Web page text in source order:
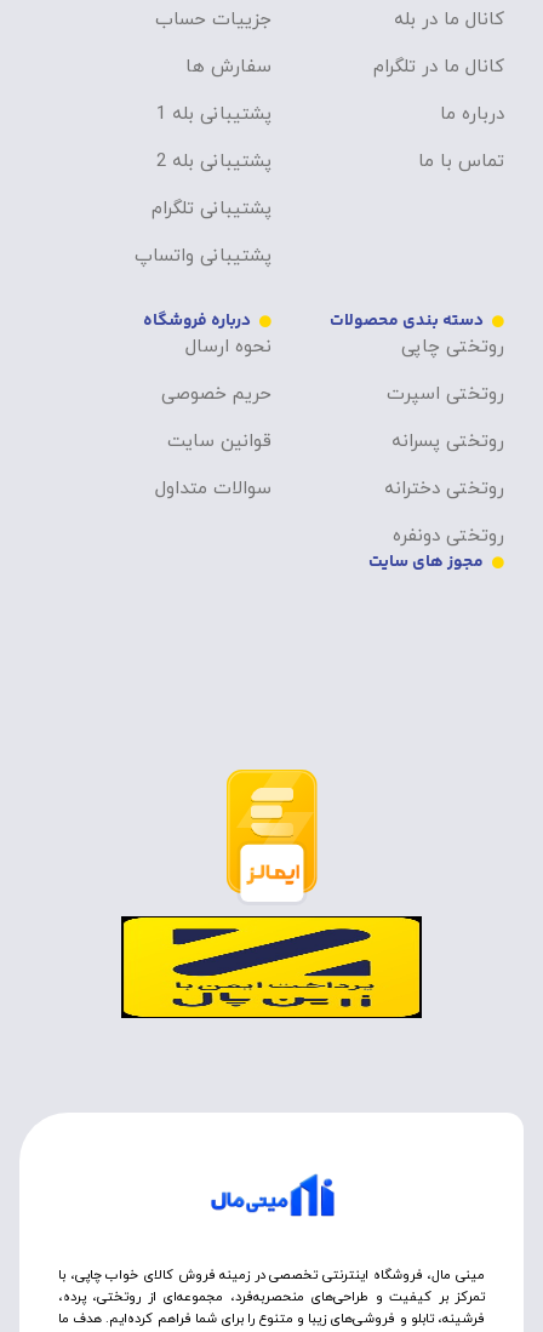
کانال ما در بله
کانال ما در تلگرام
درباره ما
تماس با ما
جزییات حساب
سفارش ها
پشتیبانی بله 1
پشتیبانی بله 2
پشتیبانی تلگرام
پشتیبانی واتساپ
دسته بندی محصولات
روتختی چاپی
روتختی اسپرت
روتختی پسرانه
روتختی دخترانه
روتختی دونفره
درباره فروشگاه
نحوه ارسال
حریم خصوصی
قوانین سایت
سوالات متداول
مجوز های سایت
مینی مال، فروشگاه اینترنتی تخصصی در زمینه فروش کالای خواب چاپی، با
تمرکز بر کیفیت و طراحی‌های منحصربه‌فرد، مجموعه‌ای از روتختی‌، پرده،
فرشینه، تابلو و فروشی‌های زیبا و متنوع را برای شما فراهم کرده‌ایم. هدف ما